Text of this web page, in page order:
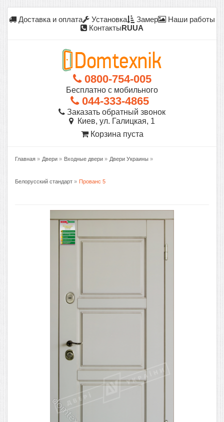
Доставка и оплата Установка Замер
Наши работы
КонтактыRUUA
0800-754-005
Бесплатно с мобильного
044-333-4865
Заказать обратный звонок
Киев, ул. Галицкая, 1
Корзина пуста
Главная » Двери » Входные двери » Двери Украины »
Белорусский стандарт » Прованс 5